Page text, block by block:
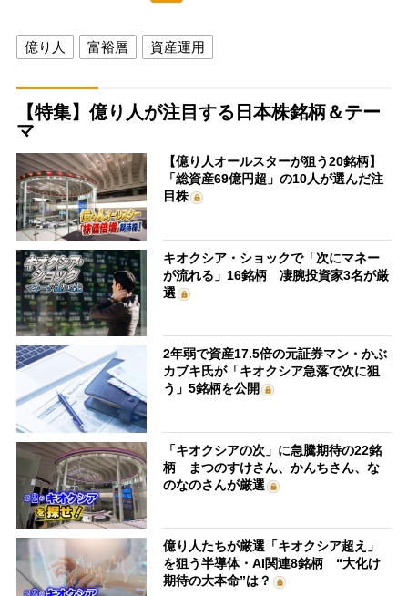
億り人 富裕層 資産運用
【特集】億り人が注目する日本株銘柄＆テー
マ
【億り人オールスターが狙う20銘柄】
「総資産69億円超」の10人が選んだ注
目株
キオクシア・ショックで「次にマネー
が流れる」16銘柄 凄腕投資家3名が厳
選
2年弱で資産17.5倍の元証券マン・かぶ
カブキ氏が「キオクシア急落で次に狙
う」5銘柄を公開
「キオクシアの次」に急騰期待の22銘
柄 まつのすけさん、かんちさん、な
のなのさんが厳選
億り人たちが厳選「キオクシア超え」
を狙う半導体・AI関連8銘柄 “大化け
期待の大本命”は？